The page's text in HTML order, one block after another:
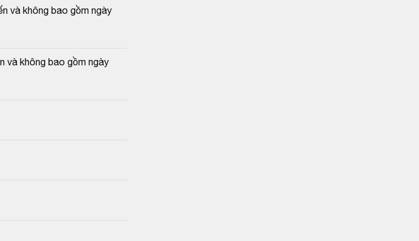
và không bao gồm ngày
và không bao gồm ngày